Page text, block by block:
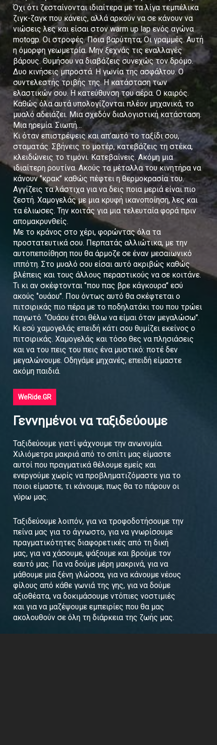
Όχι ότι ζεσταίνονται ιδιαίτερα με τα λίγα τεμπέλικα
ζιγκ-ζαγκ που κάνεις, αλλά αρκούν να σε κάνουν να
νιώσεις λες και είσαι στον warm up lap ενός αγώνα
motogp. Οι στροφές. Ποια βαρύτητα; Οι γραμμές. Αυτή
η όμορφη γεωμετρία. Μην ξεχνάς τις εναλλαγές
βάρους. Θυμήσου να διαβάζεις συνεχώς τον δρόμο.
Δυο κινήσεις μπροστά. Η γωνία της ασφάλτου. Ο
συντελεστής τριβής της. Η κατάσταση των
ελαστικών σου. Η κατεύθυνση του αέρα. Ο καιρός.
Καθώς όλα αυτά υπολογίζονται πλέον μηχανικά, το
μυαλό αδειάζει. Μια σχεδόν διαλογιστική κατάσταση.
Μια ηρεμία. Σιωπή…
Κι όταν επιστρέψεις και απ’αυτό το ταξίδι σου,
σταματάς. Σβήνεις το μοτέρ, κατεβάζεις τη στέκα,
κλειδώνεις το τιμόνι. Κατεβαίνεις. Ακόμη μια
ιδιαίτερη ρουτίνα. Ακούς τα μέταλλα του κινητήρα να
κάνουν ‘’κρακ’’ καθώς πέφτει η θερμοκρασία του.
Αγγίζεις τα λάστιχα για να δεις ποια μεριά είναι πιο
ζεστή. Χαμογελάς με μια κρυφή ικανοποίηση, λες και
τα έλιωσες. Την κοιτάς για μια τελευταία φορά πριν
απομακρυνθείς.
Με το κράνος στο χέρι, φορώντας όλα τα
προστατευτικά σου. Περπατάς αλλιώτικα, με την
αυτοπεποίθηση που θα άρμοζε σε έναν μεσαιωνικό
ιππότη. Στο μυαλό σου είσαι αυτό ακριβώς καθώς
βλέπεις και τους άλλους περαστικούς να σε κοιτάνε.
Τι κι αν σκέφτονται ‘’που πας βρε κάγκουρα’’ εσύ
ακούς ‘’ουάου’’. Που όντως αυτό θα σκέφτεται ο
πιτσιρικάς πιο πέρα με το ποδηλατάκι του που τρώει
παγωτό. ‘’Ουάου έτσι θέλω να είμαι όταν μεγαλώσω’’.
Κι εσύ χαμογελάς επειδή κάτι σου θυμίζει εκείνος ο
πιτσιρικάς. Χαμογελάς και τόσο θες να πλησιάσεις
και να του πεις του πεις ένα μυστικό: ποτέ δεν
μεγαλώνουμε. Οδηγάμε μηχανές, επειδή είμαστε
ακόμη παιδιά.
WeRide.GR
Γεννημένοι να ταξιδεύουμε
Ταξιδεύουμε γιατί ψάχνουμε την ανωνυμία.
Χιλιόμετρα μακριά από το σπίτι μας είμαστε
αυτοί που πραγματικά θέλουμε εμείς και
ενεργούμε χωρίς να προβληματιζόμαστε για το
ποιοι είμαστε, τι κάνουμε, πως θα το πάρουν οι
γύρω μας.
Ταξιδεύουμε λοιπόν, για να τροφοδοτήσουμε την
πείνα μας για το άγνωστο, για να γνωρίσουμε
πραγματικότητες διαφορετικές από τη δική
μας, για να χάσουμε, ψάξουμε και βρούμε τον
εαυτό μας. Για να δούμε μέρη μακρινά, για να
μάθουμε μια ξένη γλώσσα, για να κάνουμε νέους
φίλους από κάθε γωνιά της γης, για να δούμε
αξιοθέατα, να δοκιμάσουμε ντόπιες νοστιμιές
και για να μαζέψουμε εμπειρίες που θα μας
ακολουθούν σε όλη τη διάρκεια της ζωής μας.